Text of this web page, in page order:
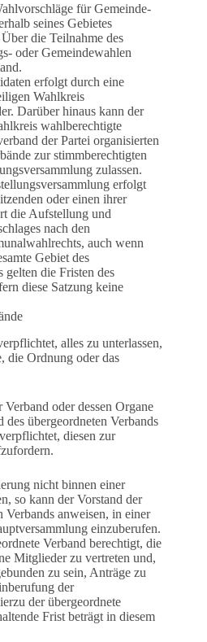
für Gemeinde-
seines Gebietes
die Teilnahme des
oder Gemeindewahlen
erfolgt durch eine
Wahlkreis
Darüber hinaus kann der
wahlberechtigte
der Partei organisierten
zur stimmberechtigten
zulassen.
erfolgt
oder einen ihrer
die Aufstellung und
nach den
auch wenn
Gebiet des
gelten die Fristen des
diese Satzung keine
alles zu unterlassen,
die Ordnung oder das
oder dessen Organe
übergeordneten Verbands
diesen zur
nicht binnen einer
so kann der Vorstand der
Verbands anweisen, in einer
einzuberufen.
Verband berechtigt, die
Mitglieder zu vertreten und,
zu sein, Anträge zu
der
der übergeordnete
Frist beträgt in diesem